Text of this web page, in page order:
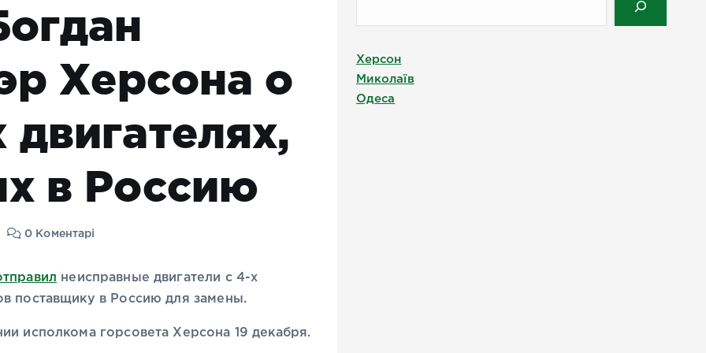
Херсона о
в Россию
0 Коментарі
неисправные двигатели с 4-х
поставщику в Россию для замены.
исполкома горсовета Херсона 19 декабря.
Херсон
Миколаїв
Одеса